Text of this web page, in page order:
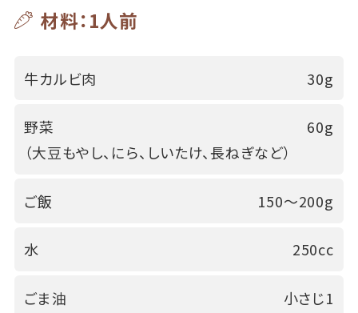
材料：1人前
牛カルビ肉 30g
野菜
（大豆もやし、にら、しいたけ、長ねぎなど）
60g
ご飯 150～200g
水 250cc
ごま油 小さじ1